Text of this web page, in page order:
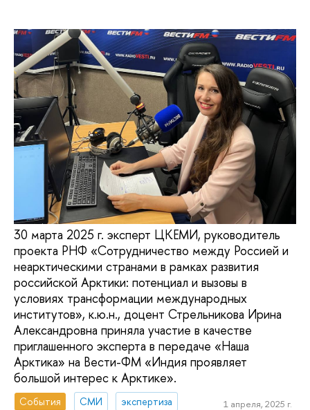
30 марта 2025 г. эксперт ЦКЕМИ, руководитель
проекта РНФ «Сотрудничество между Россией и
неарктическими странами в рамках развития
российской Арктики: потенциал и вызовы в
условиях трансформации международных
институтов», к.ю.н., доцент Стрельникова Ирина
Александровна приняла участие в качестве
приглашенного эксперта в передаче «Наша
Арктика» на Вести-ФМ «Индия проявляет
большой интерес к Арктике».
События СМИ экспертиза 1 апреля, 2025 г.